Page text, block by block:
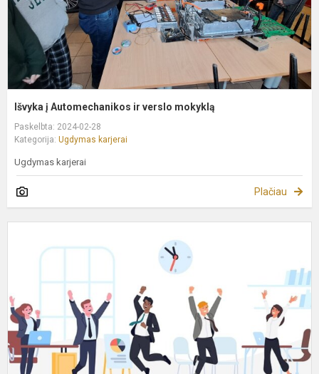
Išvyka į Automechanikos ir verslo mokyklą
Paskelbta: 2024-02-28
Kategorija: Ugdymas karjerai
Ugdymas karjerai
Plačiau